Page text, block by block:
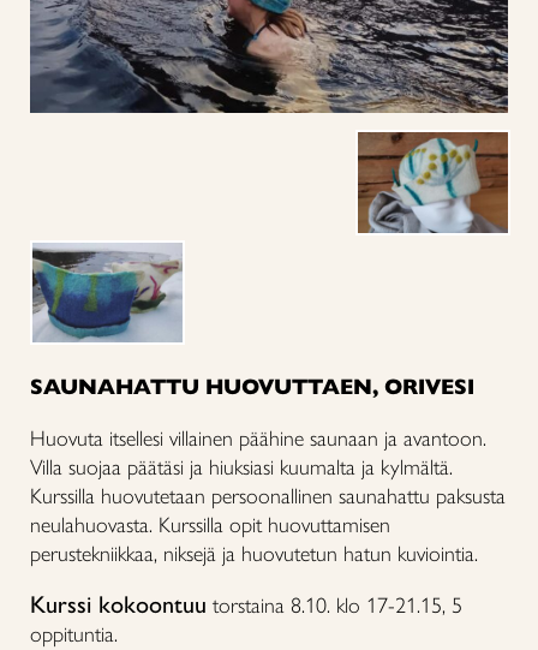
SAUNAHATTU HUOVUTTAEN, ORIVESI
Huovuta itsellesi villainen päähine saunaan ja avantoon.
Villa suojaa päätäsi ja hiuksiasi kuumalta ja kylmältä.
Kurssilla huovutetaan persoonallinen saunahattu paksusta
neulahuovasta. Kurssilla opit huovuttamisen
perustekniikkaa, niksejä ja huovutetun hatun kuviointia.
Kurssi kokoontuu torstaina 8.10. klo 17-21.15, 5
oppituntia.